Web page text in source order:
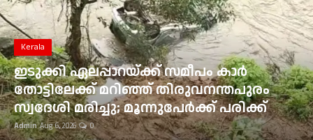
Gulf News
Loksabha Election 2024
Technology
Health
Jobs Mall
Kerala
ഇടുക്കി ഏലപ്പാറയ്ക്ക് സമീപം കാർ
തോട്ടിലേക്ക് മറിഞ്ഞ് തിരുവനന്തപുരം
സ്വദേശി മരിച്ചു; മൂന്നുപേർക്ക് പരിക്ക്
Admin Aug 6, 2026 0